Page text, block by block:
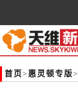
首页>惠灵顿专版>